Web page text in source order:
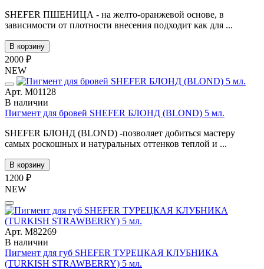
SHEFER ПШЕНИЦА - на желто-оранжевой основе, в
зависимости от плотности внесения подходит как для ...
В корзину
2000 ₽
NEW
Арт. М01128
В наличии
Пигмент для бровей SHEFER БЛОНД (BLOND) 5 мл.
SHEFER БЛОНД (BLOND) -позволяет добиться мастеру
самых роскошных и натуральных оттенков теплой и ...
В корзину
1200 ₽
NEW
Арт. М82269
В наличии
Пигмент для губ SHEFER ТУРЕЦКАЯ КЛУБНИКА
(TURKISH STRAWBERRY) 5 мл.